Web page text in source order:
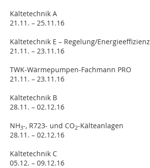
Kältetechnik A
21.11. – 25.11.16
Kältetechnik E – Regelung/Energieeffizienz
21.11. – 23.11.16
TWK-Wärmepumpen-Fachmann PRO
21.11. – 23.11.16
Kältetechnik B
28.11. – 02.12.16
NH3-, R723- und CO2-Kälteanlagen
28.11. – 02.12.16
Kältetechnik C
05.12. – 09.12.16